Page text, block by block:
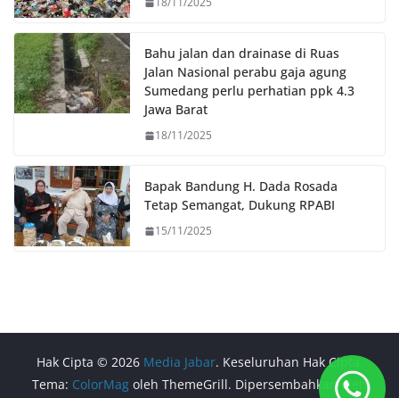
Bahu jalan dan drainase di Ruas
Jalan Nasional perabu gaja agung
Sumedang perlu perhatian ppk 4.3
Jawa Barat
18/11/2025
Bapak Bandung H. Dada Rosada
Tetap Semangat, Dukung RPABI
15/11/2025
Hak Cipta © 2026 Media Jabar. Keseluruhan Hak Cipta.
Tema: ColorMag oleh ThemeGrill. Dipersembahkan oleh